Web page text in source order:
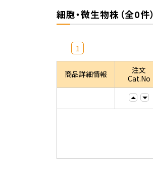
細胞・微生物株（全0件）
1
商品詳細情報
注文
Cat.No